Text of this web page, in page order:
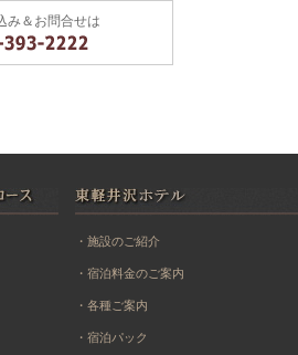
み＆お問合せは
・施設のご紹介
・宿泊料金のご案内
・各種ご案内
・宿泊パック